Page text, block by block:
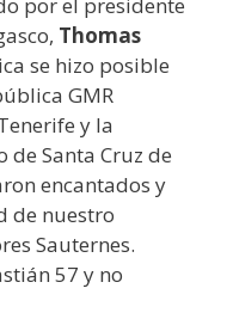
Thomas
se hizo posible
GMR
y la
de Santa Cruz de
encantados y
de nuestro
Sauternes.
57 y no